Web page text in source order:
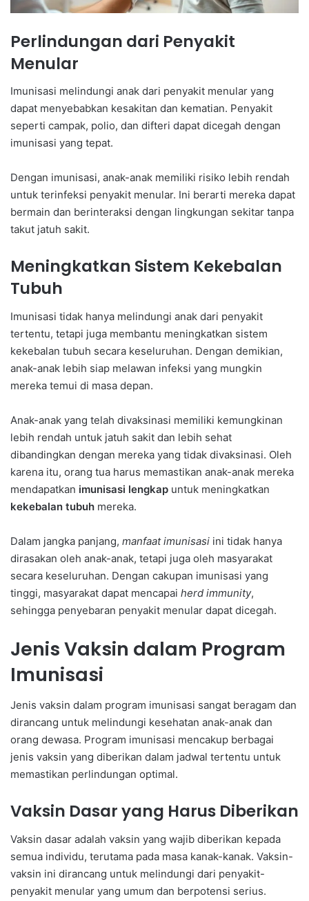
Perlindungan dari Penyakit
Menular
Imunisasi melindungi anak dari penyakit menular yang
dapat menyebabkan kesakitan dan kematian. Penyakit
seperti campak, polio, dan difteri dapat dicegah dengan
imunisasi yang tepat.
Dengan imunisasi, anak-anak memiliki risiko lebih rendah
untuk terinfeksi penyakit menular. Ini berarti mereka dapat
bermain dan berinteraksi dengan lingkungan sekitar tanpa
takut jatuh sakit.
Meningkatkan Sistem Kekebalan
Tubuh
Imunisasi tidak hanya melindungi anak dari penyakit
tertentu, tetapi juga membantu meningkatkan sistem
kekebalan tubuh secara keseluruhan. Dengan demikian,
anak-anak lebih siap melawan infeksi yang mungkin
mereka temui di masa depan.
Anak-anak yang telah divaksinasi memiliki kemungkinan
lebih rendah untuk jatuh sakit dan lebih sehat
dibandingkan dengan mereka yang tidak divaksinasi. Oleh
karena itu, orang tua harus memastikan anak-anak mereka
mendapatkan imunisasi lengkap untuk meningkatkan
kekebalan tubuh mereka.
Dalam jangka panjang, manfaat imunisasi ini tidak hanya
dirasakan oleh anak-anak, tetapi juga oleh masyarakat
secara keseluruhan. Dengan cakupan imunisasi yang
tinggi, masyarakat dapat mencapai herd immunity,
sehingga penyebaran penyakit menular dapat dicegah.
Jenis Vaksin dalam Program
Imunisasi
Jenis vaksin dalam program imunisasi sangat beragam dan
dirancang untuk melindungi kesehatan anak-anak dan
orang dewasa. Program imunisasi mencakup berbagai
jenis vaksin yang diberikan dalam jadwal tertentu untuk
memastikan perlindungan optimal.
Vaksin Dasar yang Harus Diberikan
Vaksin dasar adalah vaksin yang wajib diberikan kepada
semua individu, terutama pada masa kanak-kanak. Vaksin-
vaksin ini dirancang untuk melindungi dari penyakit-
penyakit menular yang umum dan berpotensi serius.